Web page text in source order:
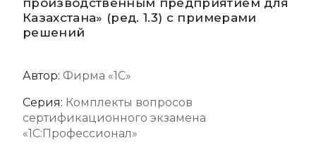
производственным предприятием для
Казахстана» (ред. 1.3) с примерами
решений
Автор: Фирма «1С»
Серия: Комплекты вопросов
сертификационного экзамена
«1С:Профессионал»